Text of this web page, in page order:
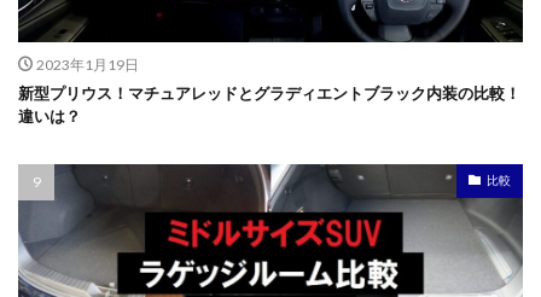
2023年1月19日
新型プリウス！マチュアレッドとグラディエントブラック内装の比較！
違いは？
比較